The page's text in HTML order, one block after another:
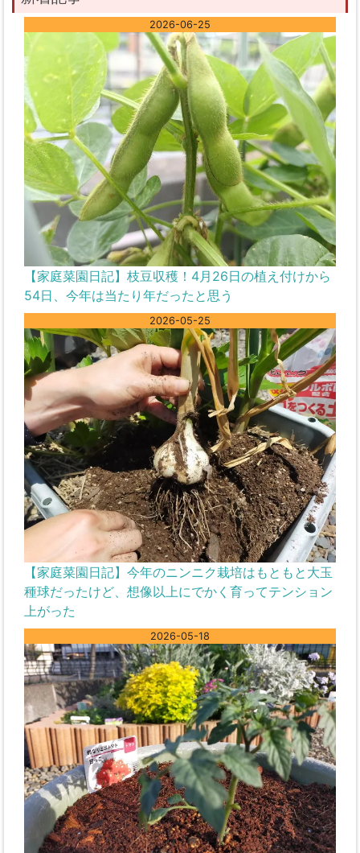
2026-06-25
【家庭菜園日記】枝豆収穫！4月26日の植え付けから
54日、今年は当たり年だったと思う
2026-05-25
【家庭菜園日記】今年のニンニク栽培はもともと大玉
種球だったけど、想像以上にでかく育ってテンション
上がった
2026-05-18